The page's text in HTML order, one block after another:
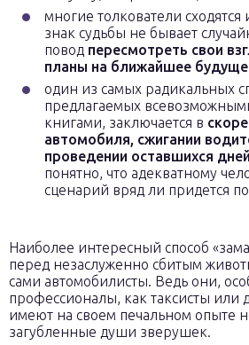
многие толкователи
знак судьбы не бывает
повод пересмотреть свои
планы на ближайшее
один из самых радикальных
предлагаемых
книгами, заключается в
автомобиля, сжигании
проведении оставшихся
понятно, что адекватному
сценарий вряд ли придется
Наиболее интересный способ
перед незаслуженно сбитым
сами автомобилисты. Ведь они,
профессионалы, как таксисты или
имеют на своем печальном опыте
загубленные души зверушек.